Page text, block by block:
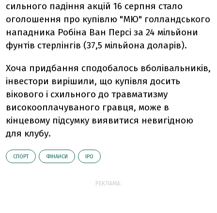
сильного падіння акцій 16 серпня стало
оголошення про купівлю "МЮ" голландського
нападника Робіна Ван Персі за 24 мільйони
фунтів стерлінгів (37,5 мільйона доларів).
Хоча придбання сподобалось вболівальників,
інвестори вирішили, що купівля досить
вікового і схильного до травматизму
високооплачуваного гравця, може в
кінцевому підсумку виявитися невигідною
для клубу.
СПОРТ ФІНАНСИ IPO
РЕКЛАМА: